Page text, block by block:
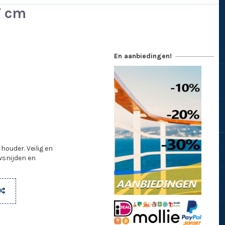
cm
Veilig en
en
En aanbiedingen!